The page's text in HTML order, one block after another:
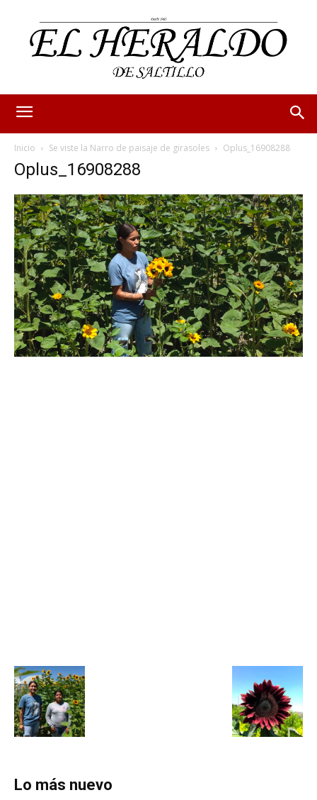
Inicio Se viste la Narro de paisaje de girasoles Oplus_16908288
Oplus_16908288
Lo más nuevo